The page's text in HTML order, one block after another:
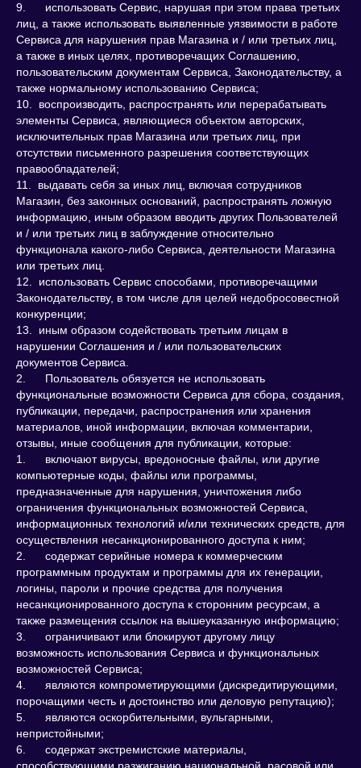
9. использовать Сервис, нарушая при этом права третьих
лиц, а также использовать выявленные уязвимости в работе
Сервиса для нарушения прав Магазина и / или третьих лиц,
а также в иных целях, противоречащих Соглашению,
пользовательским документам Сервиса, Законодательству, а
также нормальному использованию Сервиса;
10. воспроизводить, распространять или перерабатывать
элементы Сервиса, являющиеся объектом авторских,
исключительных прав Магазина или третьих лиц, при
отсутствии письменного разрешения соответствующих
правообладателей;
11. выдавать себя за иных лиц, включая сотрудников
Магазин, без законных оснований, распространять ложную
информацию, иным образом вводить других Пользователей
и / или третьих лиц в заблуждение относительно
функционала какого-либо Сервиса, деятельности Магазина
или третьих лиц.
12. использовать Сервис способами, противоречащими
Законодательству, в том числе для целей недобросовестной
конкуренции;
13. иным образом содействовать третьим лицам в
нарушении Соглашения и / или пользовательских
документов Сервиса.
2. Пользователь обязуется не использовать
функциональные возможности Сервиса для сбора, создания,
публикации, передачи, распространения или хранения
материалов, иной информации, включая комментарии,
отзывы, иные сообщения для публикации, которые:
1. включают вирусы, вредоносные файлы, или другие
компьютерные коды, файлы или программы,
предназначенные для нарушения, уничтожения либо
ограничения функциональных возможностей Сервиса,
информационных технологий и/или технических средств, для
осуществления несанкционированного доступа к ним;
2. содержат серийные номера к коммерческим
программным продуктам и программы для их генерации,
логины, пароли и прочие средства для получения
несанкционированного доступа к сторонним ресурсам, а
также размещения ссылок на вышеуказанную информацию;
3. ограничивают или блокируют другому лицу
возможность использования Сервиса и функциональных
возможностей Сервиса;
4. являются компрометирующими (дискредитирующими,
порочащими честь и достоинство или деловую репутацию);
5. являются оскорбительными, вульгарными,
непристойными;
6. содержат экстремистские материалы,